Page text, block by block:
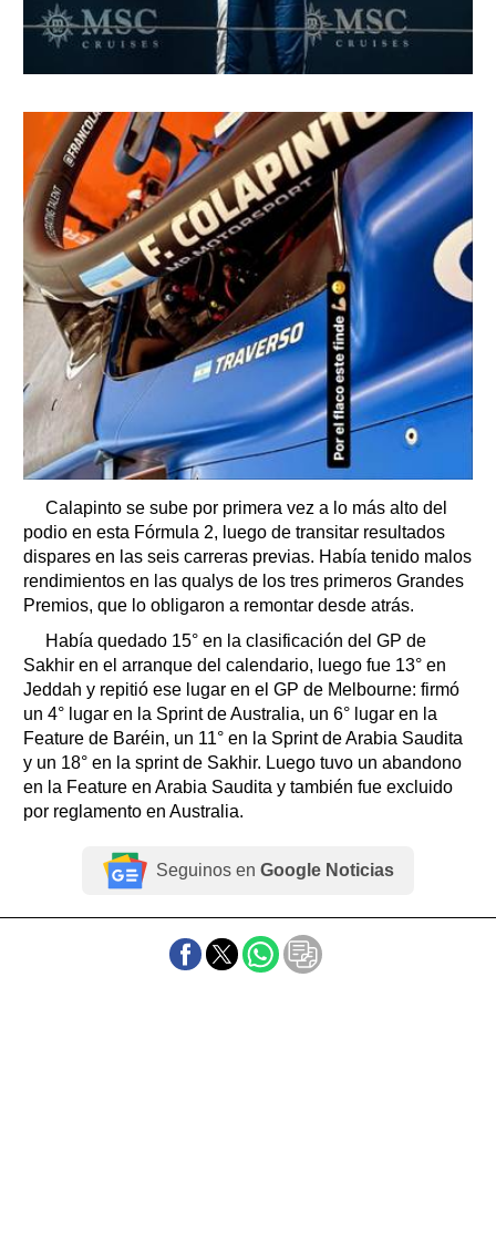
Calapinto se sube por primera vez a lo más alto del
podio en esta Fórmula 2, luego de transitar resultados
dispares en las seis carreras previas. Había tenido malos
rendimientos en las qualys de los tres primeros Grandes
Premios, que lo obligaron a remontar desde atrás.
Había quedado 15° en la clasificación del GP de
Sakhir en el arranque del calendario, luego fue 13° en
Jeddah y repitió ese lugar en el GP de Melbourne: firmó
un 4° lugar en la Sprint de Australia, un 6° lugar en la
Feature de Baréin, un 11° en la Sprint de Arabia Saudita
y un 18° en la sprint de Sakhir. Luego tuvo un abandono
en la Feature en Arabia Saudita y también fue excluido
por reglamento en Australia.
Seguinos en Google Noticias